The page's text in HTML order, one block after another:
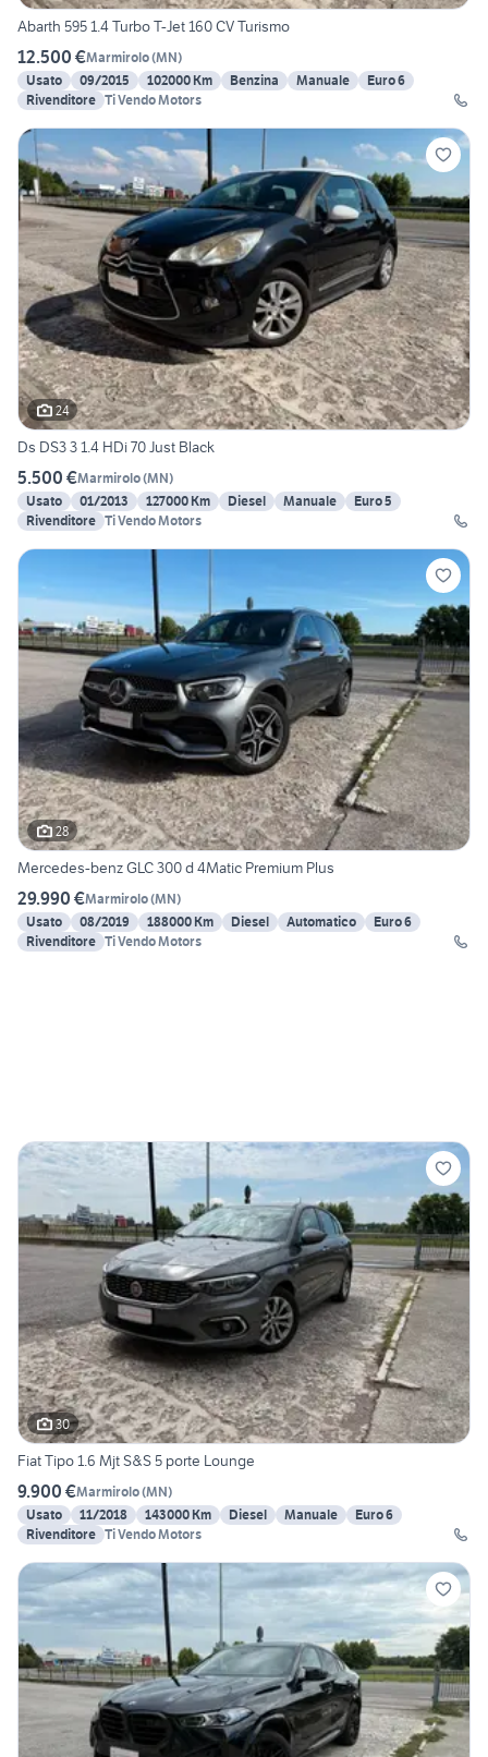
Abarth 595 1.4 Turbo T-Jet 160 CV Turismo
12.500 €Marmirolo(MN)
Usato
09/2015 102000 Km Benzina Manuale
Euro 6
Rivenditore Ti Vendo Motors
24
Ds DS3 3 1.4 HDi 70 Just Black
5.500 €Marmirolo(MN)
Usato
01/2013 127000 Km Diesel Manuale
Euro 5
Rivenditore Ti Vendo Motors
28
Mercedes-benz GLC 300 d 4Matic Premium Plus
29.990 €Marmirolo(MN)
Usato
08/2019 188000 Km Diesel Automatico
Euro 6
Rivenditore Ti Vendo Motors
30
Fiat Tipo 1.6 Mjt S&S 5 porte Lounge
9.900 €Marmirolo(MN)
Usato
11/2018 143000 Km Diesel Manuale
Euro 6
Rivenditore Ti Vendo Motors